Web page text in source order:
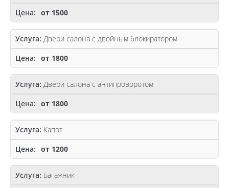
от 1500
Двери салона с двойным блокиратором
от 1800
Двери салона с антипроворотом
от 1800
Капот
от 1200
Багажник